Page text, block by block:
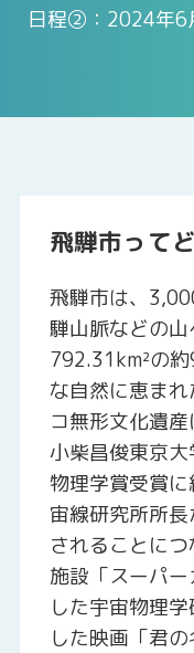
日程②：2024年6
飛騨市って
飛騨市は、
騨山脈などの
792.31km²の
な自然に恵ま
コ無形文化遺産
小柴昌俊東京
物理学賞受賞
宙線研究所所
されることに
施設「スーパ
した宇宙物理
した映画「君